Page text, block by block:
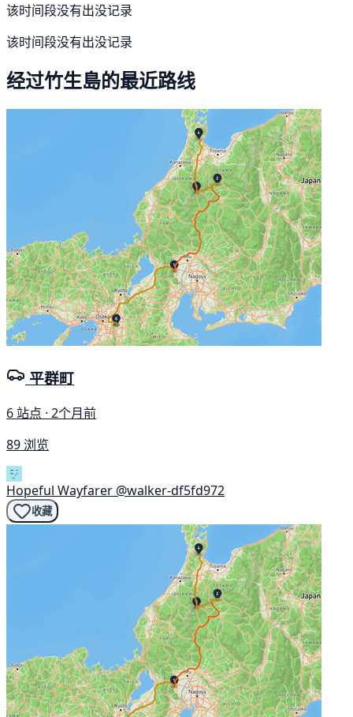
该时间段没有出没记录
该时间段没有出没记录
经过竹生島的最近路线
平群町
6 站点 · 2个月前
89 浏览
Hopeful Wayfarer @walker-df5fd972
收藏